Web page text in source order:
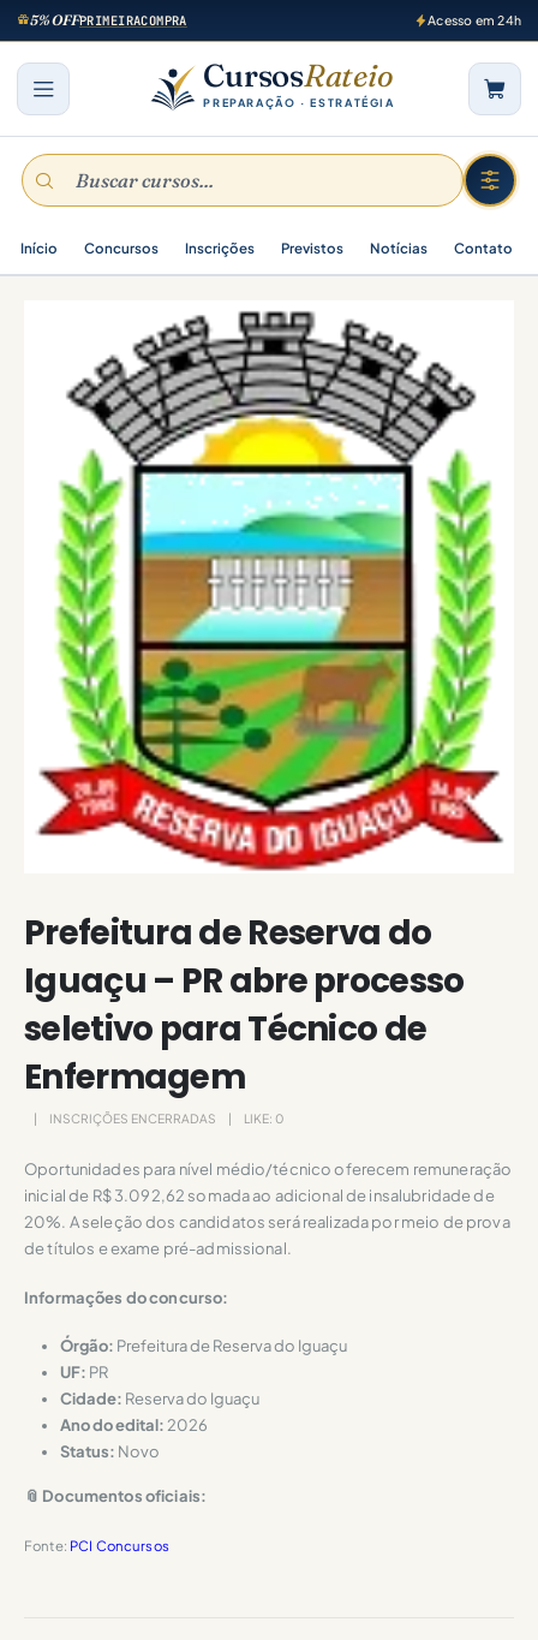
5% OFFPRIMEIRACOMPRA Acesso em 24h
CursosRateio
PREPARAÇÃO · ESTRATÉGIA
Início Concursos Inscrições Previstos Notícias Contato
Prefeitura de Reserva do
Iguaçu – PR abre processo
seletivo para Técnico de
Enfermagem
INSCRIÇÕES ENCERRADAS LIKE: 0
Oportunidades para nível médio/técnico oferecem remuneração
inicial de R$ 3.092,62 somada ao adicional de insalubridade de
20%. A seleção dos candidatos será realizada por meio de prova
de títulos e exame pré-admissional.
Informações do concurso:
Órgão: Prefeitura de Reserva do Iguaçu
UF: PR
Cidade: Reserva do Iguaçu
Ano do edital:2026
Status: Novo
📎 Documentos oficiais:
Fonte: PCI Concursos